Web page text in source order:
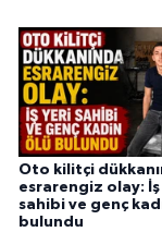
Oto kilitçi
esrarengiz olay:
sahibi ve genç
bulundu